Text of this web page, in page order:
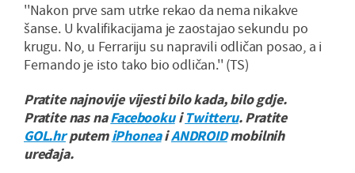
''Nakon prve sam utrke rekao da nema nikakve
šanse. U kvalifikacijama je zaostajao sekundu po
krugu. No, u Ferrariju su napravili odličan posao, a i
Fernando je isto tako bio odličan.'' (TS)
Pratite najnovije vijesti bilo kada, bilo gdje.
Pratite nas naFacebookuiTwitteru. Pratite
GOL.hrputemiPhoneaiANDROIDmobilnih
uređaja.